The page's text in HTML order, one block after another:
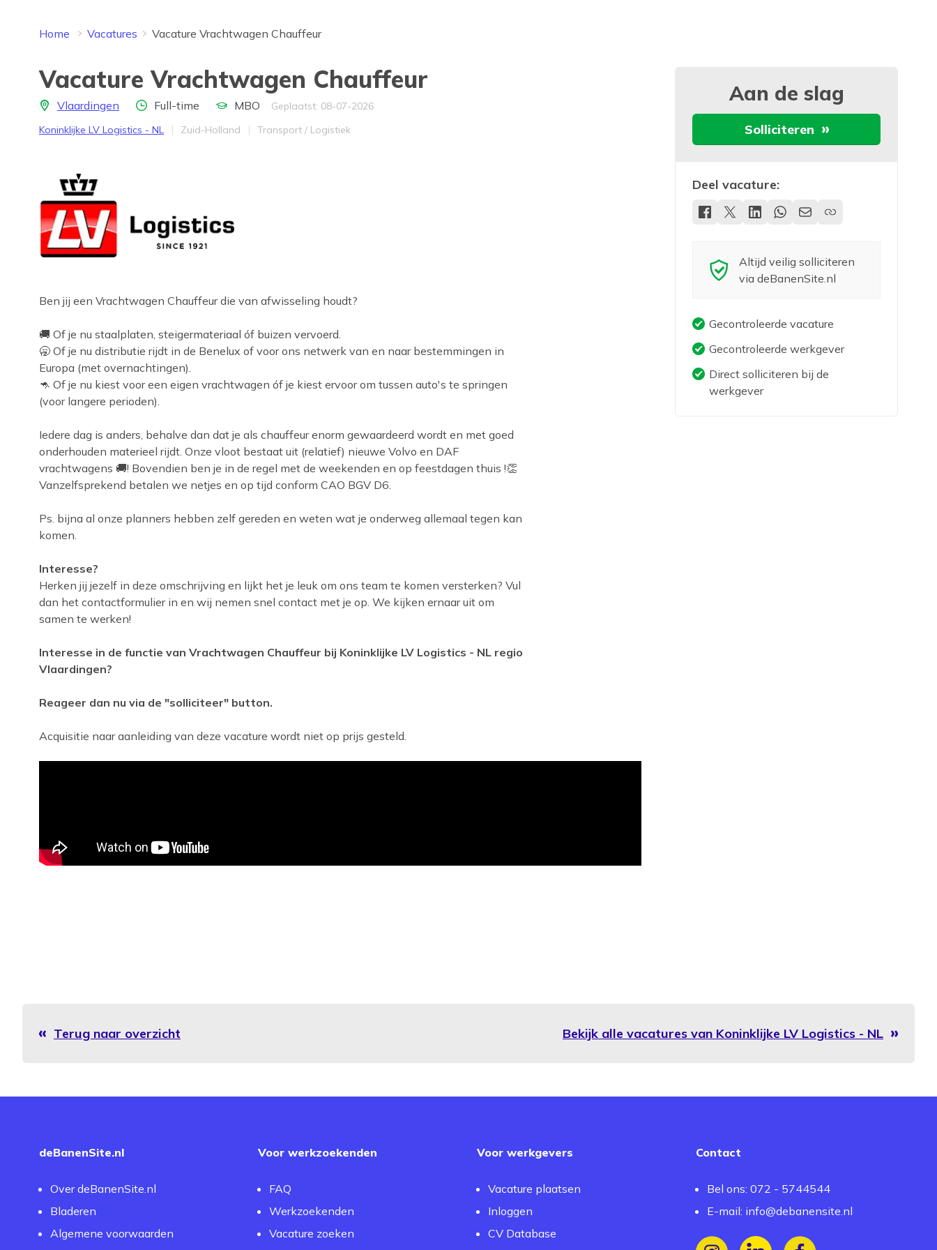
Home Vacatures Vacature Vrachtwagen Chauffeur
Vacature Vrachtwagen Chauffeur
LocatieVlaardingen Aantal uren
Full-time Opleidingsniveau
MBO
Geplaatst: 08-07-2026
Bedrijf
Koninklijke LV Logistics - NL Provincie
Zuid-Holland Werkveld
Transport / Logistiek
Ben jij een Vrachtwagen Chauffeur die van afwisseling houdt?
🚚 Of je nu staalplaten, steigermateriaal óf buizen vervoerd.
🥱 Of je nu distributie rijdt in de Benelux of voor ons netwerk van en naar bestemmingen in
Europa (met overnachtingen).
🦘 Of je nu kiest voor een eigen vrachtwagen óf je kiest ervoor om tussen auto's te springen
(voor langere perioden).
Iedere dag is anders, behalve dan dat je als chauffeur enorm gewaardeerd wordt en met goed
onderhouden materieel rijdt. Onze vloot bestaat uit (relatief) nieuwe Volvo en DAF
vrachtwagens 🚚! Bovendien ben je in de regel met de weekenden en op feestdagen thuis !👏
Vanzelfsprekend betalen we netjes en op tijd conform CAO BGV D6.
Ps. bijna al onze planners hebben zelf gereden en weten wat je onderweg allemaal tegen kan
komen.
Interesse?
Herken jij jezelf in deze omschrijving en lijkt het je leuk om ons team te komen versterken? Vul
dan het contactformulier in en wij nemen snel contact met je op. We kijken ernaar uit om
samen te werken!
Interesse in de functie van Vrachtwagen Chauffeur bij Koninklijke LV Logistics - NL regio
Vlaardingen?
Reageer dan nu via de "solliciteer" button.
Acquisitie naar aanleiding van deze vacature wordt niet op prijs gesteld.
Terug naar overzicht Bekijk alle vacatures van Koninklijke LV Logistics - NL
Aan de slag
Solliciteren
Deel vacature:
Altijd veilig solliciteren
via deBanenSite.nl
Gecontroleerde vacature
Gecontroleerde werkgever
Direct solliciteren bij de
werkgever
deBanenSite.nl
Over deBanenSite.nl
Bladeren
Algemene voorwaarden
Voor werkzoekenden
FAQ
Werkzoekenden
Vacature zoeken
Voor werkgevers
Vacature plaatsen
Inloggen
CV Database
Contact
Bel ons: 072 - 5744544
E-mail: info@debanensite.nl